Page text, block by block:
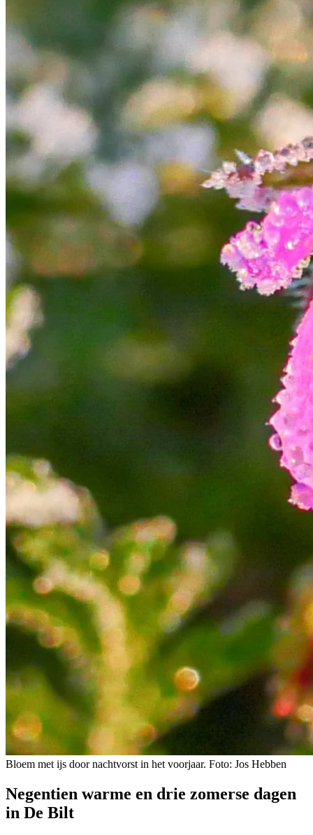
Bloem met ijs door nachtvorst in het voorjaar. Foto: Jos Hebben
Negentien warme en drie zomerse dagen
in De Bilt